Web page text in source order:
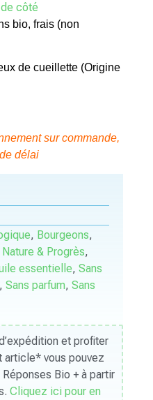
côté
bio, frais (non
de cueillette (Origine
sur commande,
délai
, Bourgeons,
Nature & Progrès,
essentielle,Sans
,Sans parfum,Sans
et profiter
article* vous pouvez
Bio + à partir
Cliquez ici pour en